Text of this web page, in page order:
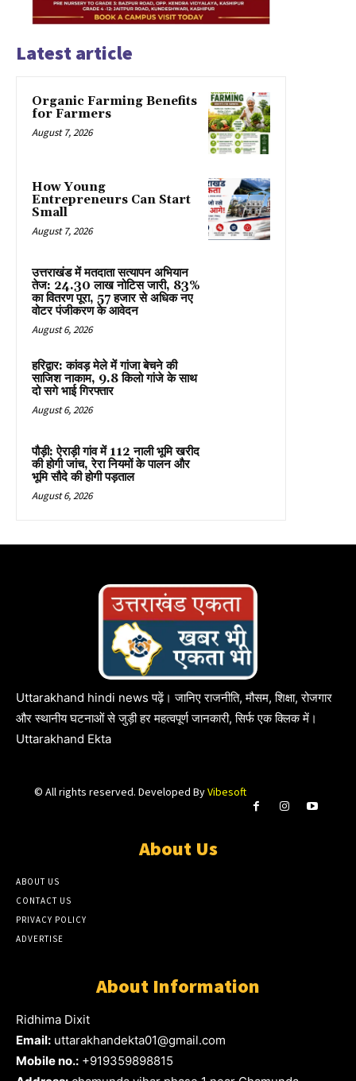
Latest article
Organic Farming Benefits
for Farmers
August 7, 2026
How Young
Entrepreneurs Can Start
Small
August 7, 2026
उत्तराखंड में मतदाता सत्यापन अभियान
तेज: 24.30 लाख नोटिस जारी, 83%
का वितरण पूरा, 57 हजार से अधिक नए
वोटर पंजीकरण के आवेदन
August 6, 2026
हरिद्वार: कांवड़ मेले में गांजा बेचने की
साजिश नाकाम, 9.8 किलो गांजे के साथ
दो सगे भाई गिरफ्तार
August 6, 2026
पौड़ी: ऐराड़ी गांव में 112 नाली भूमि खरीद
की होगी जांच, रेरा नियमों के पालन और
भूमि सौदे की होगी पड़ताल
August 6, 2026
Uttarakhand hindi news पढ़ें। जानिए राजनीति, मौसम, शिक्षा, रोजगार
और स्थानीय घटनाओं से जुड़ी हर महत्वपूर्ण जानकारी, सिर्फ एक क्लिक में।
Uttarakhand Ekta
© All rights reserved. Developed ByVibesoft
About Us
ABOUT US
CONTACT US
PRIVACY POLICY
ADVERTISE
About Information
Ridhima Dixit
Email: uttarakhandekta01@gmail.com
Mobile no.: +919359898815